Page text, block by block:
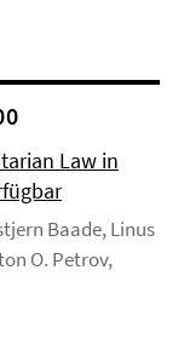
Law in
Baade, Linus
O. Petrov,